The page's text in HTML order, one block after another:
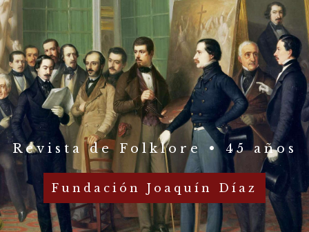
Revista de Folklore • 45 años
Fundación Joaquín Díaz